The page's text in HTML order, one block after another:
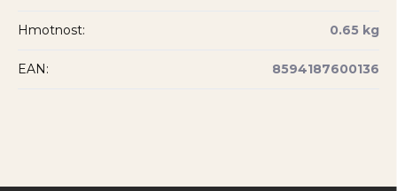
Hmotnost: 0.65 kg
EAN: 8594187600136